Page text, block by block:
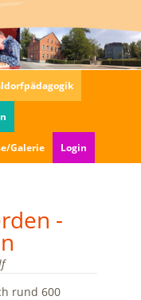
Galerie Login
-
rund 600